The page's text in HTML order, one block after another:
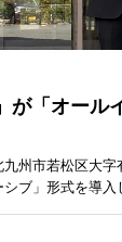
「オール
九州市若松区大
ブ」形式を導入